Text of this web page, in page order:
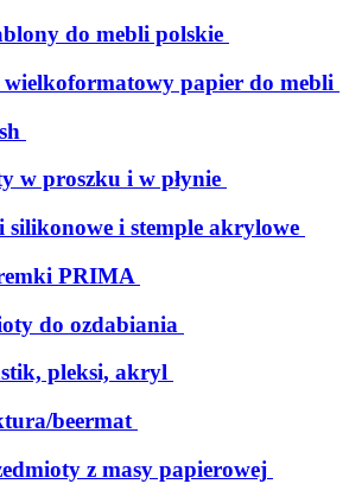
do mebli polskie
wielkoformatowy papier do mebli
w proszku i w płynie
silikonowe i stemple akrylowe
PRIMA
do ozdabiania
pleksi, akryl
beermat
z masy papierowej